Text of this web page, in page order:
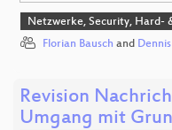
Netzwerke, Security, Hard-
Florian Bausch and
Revision
Umgang mit